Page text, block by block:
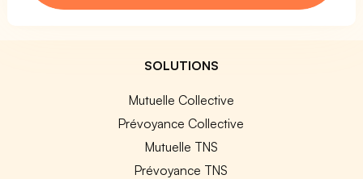
SOLUTIONS
Mutuelle Collective
Prévoyance Collective
Mutuelle TNS
Prévoyance TNS